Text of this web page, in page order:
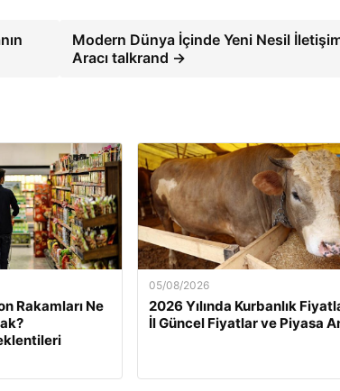
Modern Dünya İçinde Yeni Nesil
Aracı talkrand →
Rakamları Ne
05/08/2026
2026 Yılında Kurbanlık
İl Güncel Fiyatlar ve Piyasa